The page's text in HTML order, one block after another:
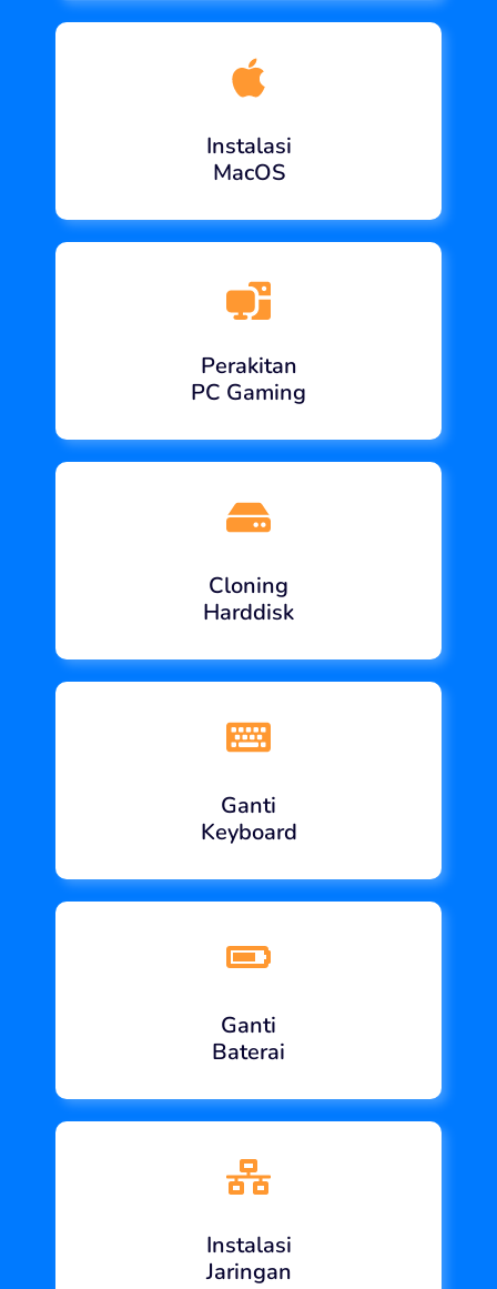
Instalasi
MacOS
Perakitan
PC Gaming
Cloning
Harddisk
Ganti
Keyboard
Ganti
Baterai
Instalasi
Jaringan